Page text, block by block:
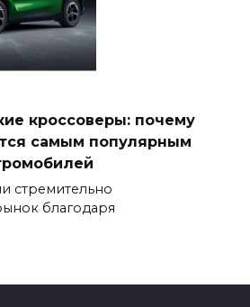
кроссоверы: почему
самым популярным
стремительно
благодаря